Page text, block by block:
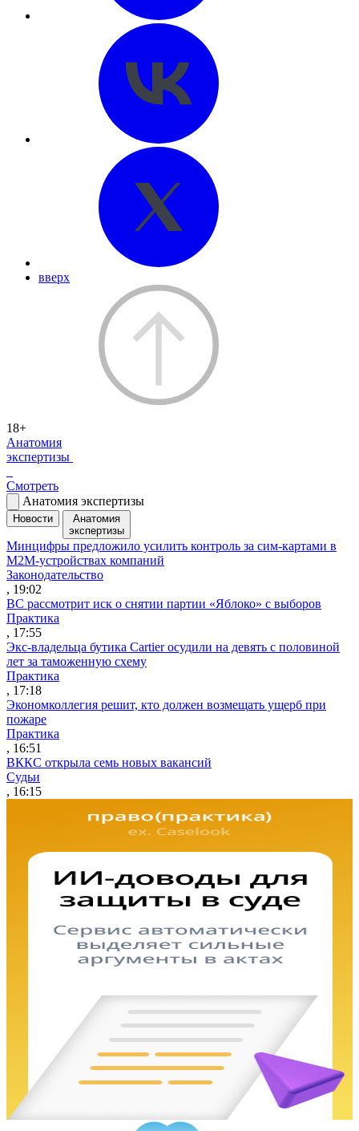
вверх
18+
Анатомия
экспертизы
Смотреть
Анатомия экспертизы
Новости
Анатомия
экспертизы
Минцифры предложило усилить контроль за сим-картами в
M2M-устройствах компаний
Законодательство
, 19:02
ВС рассмотрит иск о снятии партии «Яблоко» с выборов
Практика
, 17:55
Экс-владельца бутика Cartier осудили на девять с половиной
лет за таможенную схему
Практика
, 17:18
Экономколлегия решит, кто должен возмещать ущерб при
пожаре
Практика
, 16:51
ВККС открыла семь новых вакансий
Судьи
, 16:15